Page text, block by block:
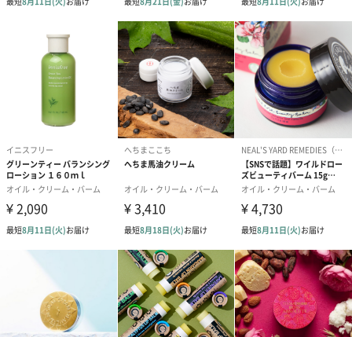
●お風呂の中でフェイシャルマッサージオイルとして。
適量のオイルを手のひらで温めた後、顔全体をつつむようにマ
ッサージします。
●男性のアフターシェーブ用として。
●清潔な肌や入浴後の濡れた肌になじませて、全身の保湿ケアに。
●ボディマッサージ用のオイルとして。
●日焼け後の乾燥した肌の保湿に。
ヘアケアに
●乾燥の気になる髪に毛先からなじませるようにご使用ください。
濡れた状態の髪になじませるとより乾燥を防ぎます。